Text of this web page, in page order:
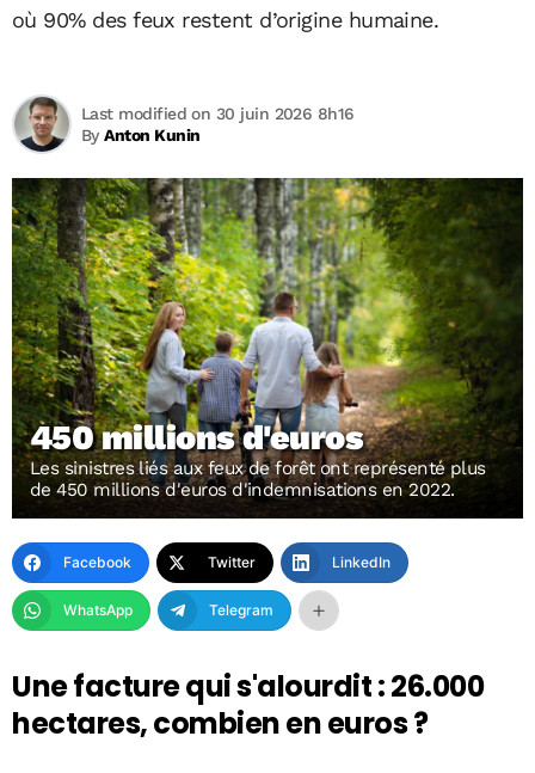
où 90% des feux restent d’origine humaine.
ByAnton Kunin
Last modified on 30 juin 2026 8h16
450 millions d'euros
Les sinistres liés aux feux de forêt ont représenté plus
de 450 millions d'euros d'indemnisations en 2022.
Facebook Twitter LinkedIn
WhatsApp Telegram
Une facture qui s'alourdit : 26.000
hectares, combien en euros ?